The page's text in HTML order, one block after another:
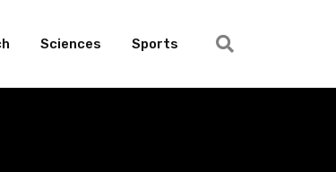
Sciences Sports